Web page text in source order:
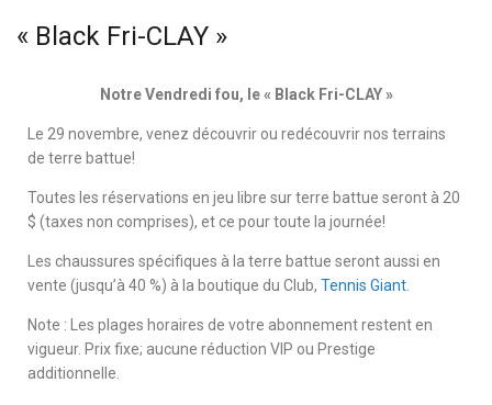
« Black Fri-CLAY »
Notre Vendredi fou, le « Black Fri-CLAY »
Le 29 novembre, venez découvrir ou redécouvrir nos terrains
de terre battue!
Toutes les réservations en jeu libre sur terre battue seront à 20
$ (taxes non comprises), et ce pour toute la journée!
Les chaussures spécifiques à la terre battue seront aussi en
vente (jusqu’à 40 %) à la boutique du Club, Tennis Giant
Note : Les plages horaires de votre abonnement restent en
vigueur. Prix fixe; aucune réduction VIP ou Prestige
additionnelle.